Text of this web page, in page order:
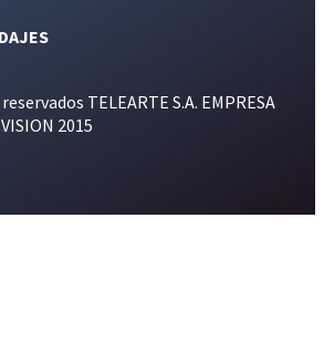
TELEARTE S.A. EMPRESA
2015